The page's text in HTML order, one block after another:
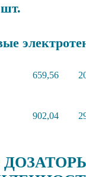
шт.
659,56
902,04